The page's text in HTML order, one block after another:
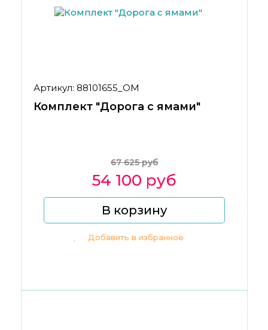
Артикул: 88101655_ОМ
Комплект "Дорога с ямами"
67 625 руб
54 100 руб
В корзину
Добавить в избранное